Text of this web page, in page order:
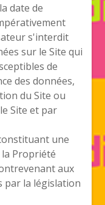
date de
s'interdit
sur le Site qui
de
des données,
du Site ou
Site et par
une
Propriété
aux
par la législation